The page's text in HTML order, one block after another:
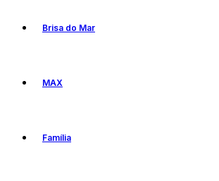
Brisa do Mar
MAX
Família